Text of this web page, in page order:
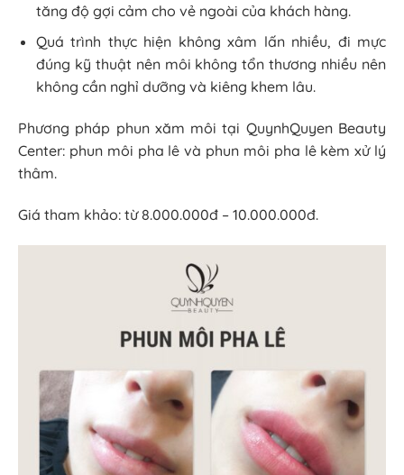
tăng độ gợi cảm cho vẻ ngoài của khách hàng.
Quá trình thực hiện không xâm lấn nhiều, đi mực
đúng kỹ thuật nên môi không tổn thương nhiều nên
không cần nghỉ dưỡng và kiêng khem lâu.
Phương pháp phun xăm môi tại QuynhQuyen Beauty
Center: phun môi pha lê và phun môi pha lê kèm xử lý
thâm.
Giá tham khảo: từ 8.000.000đ – 10.000.000đ.